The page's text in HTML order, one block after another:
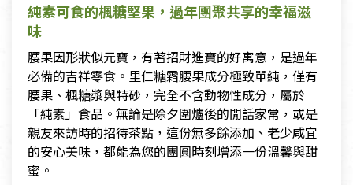
純素可食的楓糖堅果，過年團聚共享的幸福滋
味
腰果因形狀似元寶，有著招財進寶的好寓意，是過年
必備的吉祥零食。里仁糖霜腰果成分極致單純，僅有
腰果、楓糖漿與特砂，完全不含動物性成分，屬於
「純素」食品。無論是除夕圍爐後的閒話家常，或是
親友來訪時的招待茶點，這份無多餘添加、老少咸宜
的安心美味，都能為您的團圓時刻增添一份溫馨與甜
蜜。